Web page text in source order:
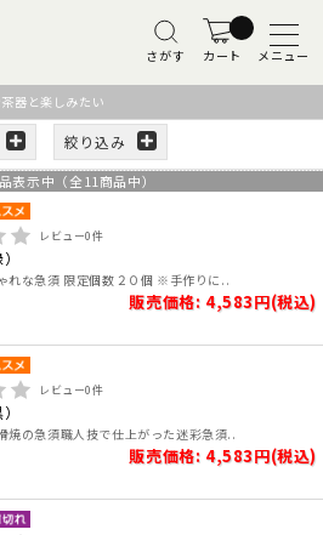
さがす カート メニュー
器と楽しみたい
絞り込み
表示中（全 11商品中）
レビュー0件
れな急須 限定個数２０個 ※手作りに..
販売価格: 4,583円(税込)
レビュー0件
焼の急須職人技で仕上がった迷彩急須..
販売価格: 4,583円(税込)